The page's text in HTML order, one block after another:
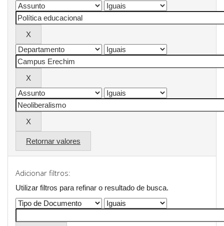
Retornar valores
Adicionar filtros:
Utilizar filtros para refinar o resultado de busca.